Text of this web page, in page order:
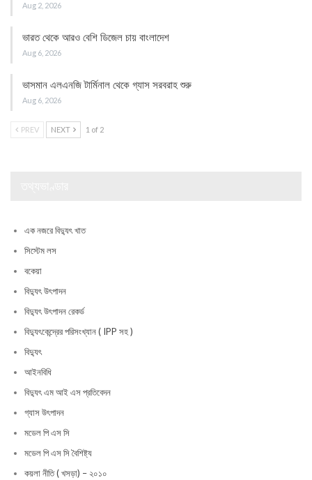
Aug 2, 2026
ভারত থেকে আরও বেশি ডিজেল চায় বাংলাদেশ
Aug 6, 2026
ভাসমান এলএনজি টার্মিনাল থেকে গ্যাস সরবরাহ শুরু
Aug 6, 2026
PREV NEXT 1 of 2
এক নজরে বিদ্যুৎ খাত
সিস্টেম লস
বকেয়া
বিদ্যুৎ উৎপাদন
বিদ্যুৎ উৎপাদন রেকর্ড
বিদ্যুৎকেন্দ্রের পরিসংখ্যান ( IPP সহ )
বিদ্যুৎ
আইনবিধি
বিদ্যুৎ এম আই এস প্রতিবেদন
গ্যাস উৎপাদন
মডেল পি এস সি
মডেল পি এস সি বৈশিষ্ট্য
কয়লা নীতি ( খসড়া) – ২০১০